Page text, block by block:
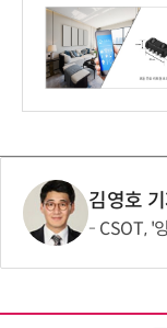
김영호
CSOT, '잉크